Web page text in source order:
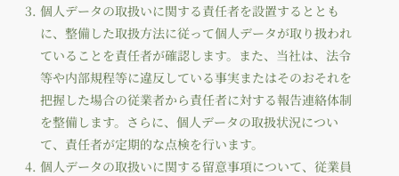
個人データの取扱いに関する責任者を設置するととも
に、整備した取扱方法に従って個人データが取り扱われ
ていることを責任者が確認します。また、当社は、法令
等や内部規程等に違反している事実またはそのおそれを
把握した場合の従業者から責任者に対する報告連絡体制
を整備します。さらに、個人データの取扱状況につい
て、責任者が定期的な点検を行います。
個人データの取扱いに関する留意事項について、従業員